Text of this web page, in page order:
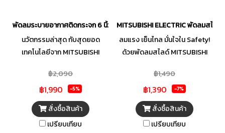
เงียบขึ้น พลังลมแรงขึ้น เปิดใช้
งานได้นานยิ่งขึ้น รับประกันที่สุด
ของความปลอดภัย ป้องกันการ
ไฟฟ้าลัดวงจร ป้องกันฝุ่นละออง
และสิ่งแปลกปลอมเข้าไปทำความ
เสียหาย จึงทนทานทุกการใช้งาน
พร้อมรับประกันมอเตอร์นาน 5 ปี
พัดลมระบายอากาศติดกระจก 6 นิ้ว MITSUBISHI ELECTRIC รุ่น V-
นวัตกรรมล่าสุด กับสุดยอด
เทคโนโลยีจาก MITSUBISHI
พิเศษ ช่วยให้ติดลมได้ดียิ่งขึ้นลม
แรงสม่ำเสมอ และทำงานเงียบไร
เสียงรบกวนจึงให้ประสิทธิภาพ
การระบายอากาศที่ดีเยี่ยม และ
มีอายุการใช้งานที่นานยิ่งขึ้นทั้งยัง
฿2,090
฿1,990 -5%
สั่งซื้อสินค้า
เปรียบเทียบ
MITSUBISHI ELECTRIC พัดลมสไลด์
ลมแรง เย็นไกล มั่นใจใน Safety!
ด้วยพัดลมสไลด์ MITSUBISHI
ใบพัด 16 นิ้ว ที่สามารถปรับระยะ
ความสูงได้ แรงลมเย็นสบาย ด้วย
พลังลมที่ทรงประสิทธิภาพ ให้
ความเย็นที่คงที่และทั่วถึงทุกมุม
ห้องไกลถึง 13 เมตร
฿1,490
฿1,390 -7%
สั่งซื้อสินค้า
เปรียบเทียบ